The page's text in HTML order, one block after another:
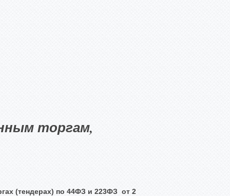
торгам,
(тендерах) по 44ФЗ и 223ФЗ от 2